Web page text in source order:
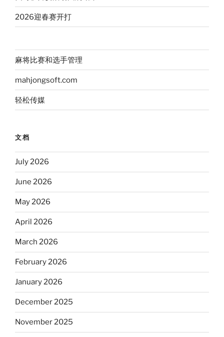
2026迎春赛开打
麻将比赛和选手管理
mahjongsoft.com
轻松传媒
文档
July 2026
June 2026
May 2026
April 2026
March 2026
February 2026
January 2026
December 2025
November 2025